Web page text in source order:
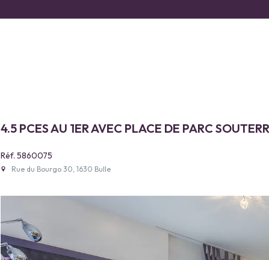
4.5 PCES AU 1ER AVEC PLACE DE PARC
Réf. 5860075
Rue du Bourgo 30, 1630 Bulle